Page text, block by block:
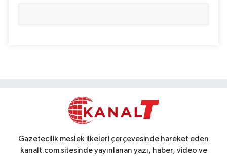
Gazetecilik meslek ilkeleri çerçevesinde hareket eden
kanalt.com sitesinde yayınlanan yazı, haber, video ve